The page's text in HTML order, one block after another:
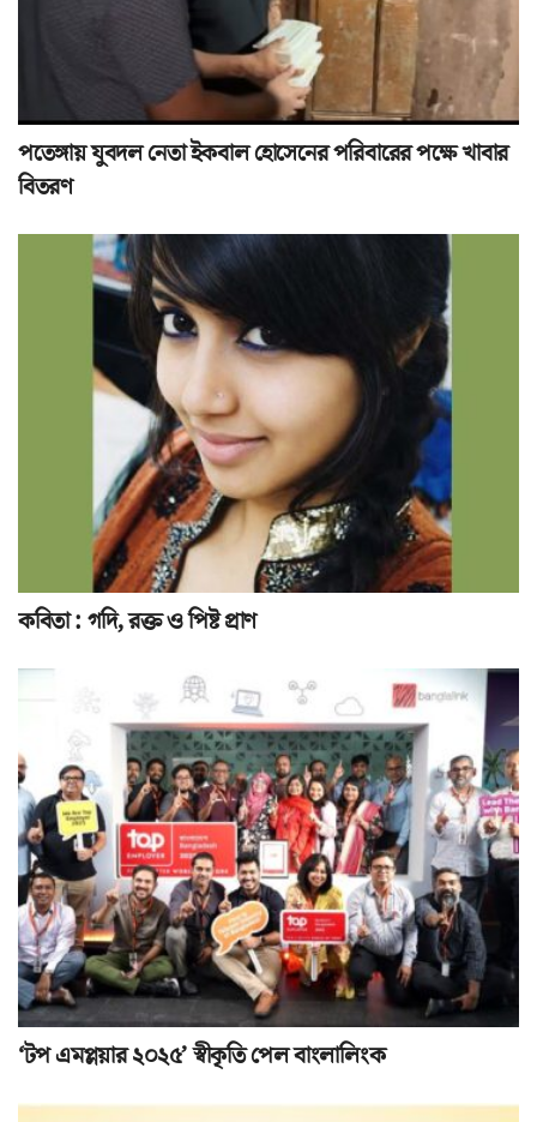
পতেঙ্গায় যুবদল নেতা ইকবাল হোসেনের পরিবারের পক্ষে খাবার
বিতরণ
কবিতা : গদি, রক্ত ও পিষ্ট প্রাণ
‘টপ এমপ্লয়ার ২০২৫’ স্বীকৃতি পেল বাংলালিংক